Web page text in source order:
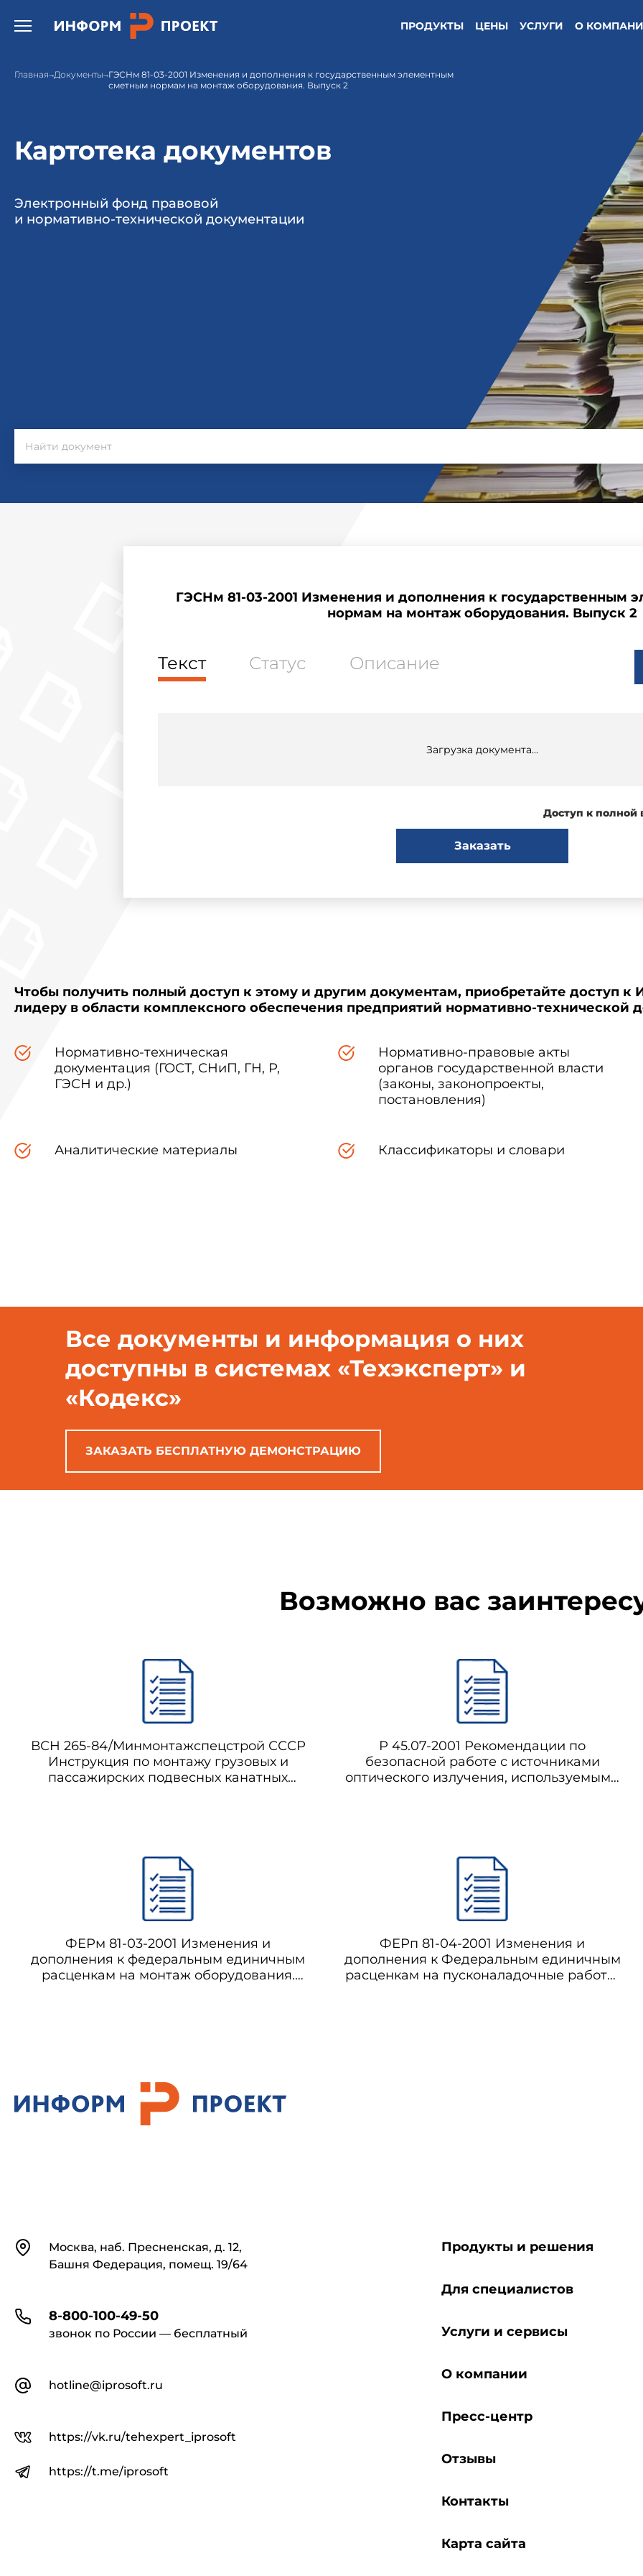
Открыть бургер меню. ПРОДУКТЫ ЦЕНЫ УСЛУГИ О
Главная Документы ГЭСНм 81-03-2001 Изменения и дополнения к государственным элементным
сметным нормам на монтаж оборудования. Выпуск 2
Картотека документов
Электронный фонд правовой
и нормативно-технической документации
ГЭСНм 81-03-2001 Изменения и дополнения к государственным
нормам на монтаж оборудования. Выпуск 2
Текст Статус Описание
Загрузка документа...
Доступ к полной
Заказать
Чтобы получить полный доступ к этому и другим документам, приобретайте доступ к
лидеру в области комплексного обеспечения предприятий нормативно-технической
Нормативно-техническая
документация (ГОСТ, СНиП, ГН, Р,
ГЭСН и др.)
Нормативно-правовые акты
органов государственной власти
(законы, законопроекты,
постановления)
Аналитические материалы Классификаторы и словари
Все документы и информация о них
доступны в системах «Техэксперт» и
«Кодекс»
ЗАКАЗАТЬ БЕСПЛАТНУЮ ДЕМОНСТРАЦИЮ
Возможно вас
ВСН 265-84/Минмонтажспецстрой СССР
Инструкция по монтажу грузовых и
пассажирских подвесных канатных
Р 45.07-2001 Рекомендации по
безопасной работе с источниками
оптического излучения, используемыми
ФЕРм 81-03-2001 Изменения и
дополнения к федеральным единичным
расценкам на монтаж оборудования.
ФЕРп 81-04-2001 Изменения и
дополнения к Федеральным единичным
расценкам на пусконаладочные работы.
КонтактыМосква, наб. Пресненская, д. 12,
Башня Федерация, помещ. 19/64
8-800-100-49-50
звонок по России — бесплатный
hotline@iprosoft.ru
https://vk.ru/tehexpert_iprosoft
https://t.me/iprosoft
Продукты и решения
Для специалистов
Услуги и сервисы
О компании
Пресс-центр
Отзывы
Контакты
Карта сайта